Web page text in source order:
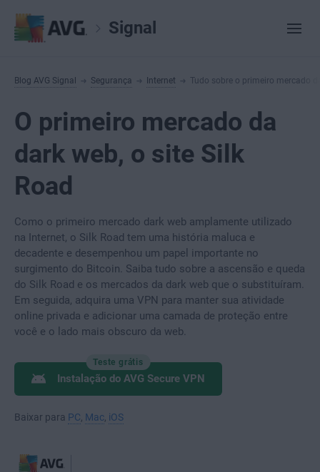
Signal
Blog AVG Signal Segurança Internet Tudo sobre o primeiro mercado
O primeiro mercado da
dark web, o site Silk
Road
Como o primeiro mercado dark web amplamente utilizado
na Internet, o Silk Road tem uma história maluca e
decadente e desempenhou um papel importante no
surgimento do Bitcoin. Saiba tudo sobre a ascensão e queda
do Silk Road e os mercados da dark web que o substituíram.
Em seguida, adquira uma VPN para manter sua atividade
online privada e adicionar uma camada de proteção entre
você e o lado mais obscuro da web.
Teste grátis
Instalação do AVG Secure VPN
Baixar para PC Mac iOS